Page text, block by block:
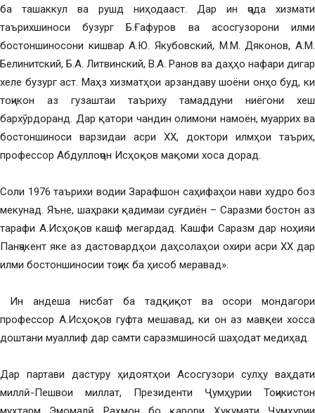
ба ташаккул ва рушд ниҳодааст. Дар ин ҷода хизмати
таърихшиноси бузург Б.Ғафуров ва асосгузорони илми
бостоншиносони кишвар А.Ю. Якубовский, М.М. Дяконов, А.М.
Белинитский, Б.А. Литвинский, В.А. Ранов ва даҳҳо нафари дигар
хеле бузург аст. Маҳз хизматҳои арзандаву шоёни онҳо буд, ки
тоҷикон аз гузаштаи таъриху тамаддуни ниёгони хеш
бархӯрдоранд. Дар қатори чандин олимони намоён, муаррих ва
бостоншиноси варзидаи асри XX, доктори илмҳои таърих,
профессор Абдуллоҷон Исҳоқов мақоми хоса дорад.
Соли 1976 таърихи водии Зарафшон саҳифаҳои нави худро боз
мекунад. Яъне, шаҳраки қадимаи суғдиён – Саразми бостон аз
тарафи А.Исҳоқов кашф мегардад. Кашфи Саразм дар ноҳияи
Панҷакент яке аз дастовардҳои даҳсолаҳои охири асри XX дар
илми бостоншиносии тоҷик ба ҳисоб меравад».
Ин андеша нисбат ба тадқиқот ва осори мондагори
профессор А.Исҳоқов гуфта мешавад, ки он аз мавқеи хосса
доштани муаллиф дар самти саразмшиносӣ шаҳодат медиҳад.
Дар партави дастуру ҳидоятҳои Асосгузори сулҳу ваҳдати
миллӣ-Пешвои миллат, Президенти Ҷумҳурии Тоҷикистон